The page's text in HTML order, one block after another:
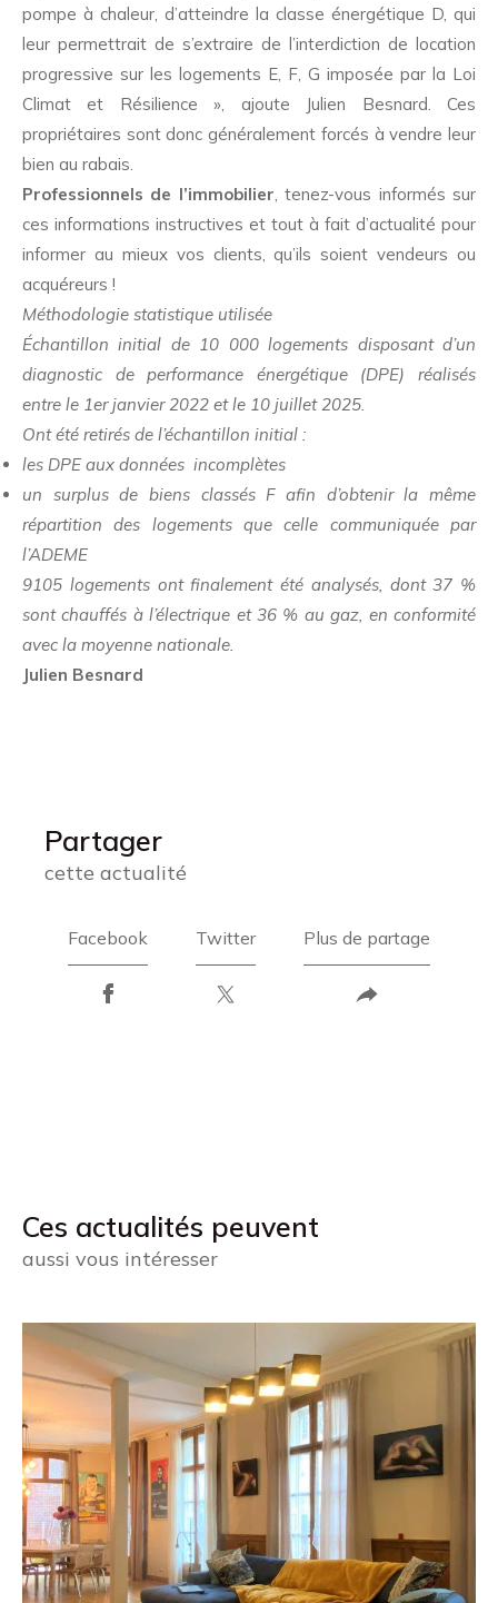
pompe à chaleur, d’atteindre la classe énergétique D, qui
leur permettrait de s’extraire de l’interdiction de location
progressive sur les logements E, F, G imposée par la Loi
Climat et Résilience », ajoute Julien Besnard. Ces
propriétaires sont donc généralement forcés à vendre leur
bien au rabais.
Professionnels de l’immobilier, tenez-vous informés sur
ces informations instructives et tout à fait d’actualité pour
informer au mieux vos clients, qu’ils soient vendeurs ou
acquéreurs !
Méthodologie statistique utilisée
Échantillon initial de 10 000 logements disposant d’un
diagnostic de performance énergétique (DPE) réalisés
entre le 1er janvier 2022 et le 10 juillet 2025.
Ont été retirés de l’échantillon initial :
les DPE aux données incomplètes
un surplus de biens classés F afin d’obtenir la même
répartition des logements que celle communiquée par
l’ADEME
9105 logements ont finalement été analysés, dont 37 %
sont chauffés à l’électrique et 36 % au gaz, en conformité
avec la moyenne nationale.
Julien Besnard
Partager
cette actualité
Facebook Twitter Plus de partage
Ces actualités peuvent
aussi vous intéresser